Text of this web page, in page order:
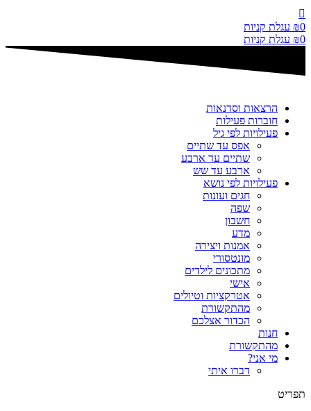
דלג
לתוכן
₪0
עגלת קניות
₪0 עגלת קניות
הרצאות וסדנאות
חוברות פעילות
פעילויות לפי גיל
אפס עד שתיים
שתיים עד ארבע
ארבע עד שש
פעילויות לפי נושא
חגים ועונות
שפה
חשבון
מדע
אמנות ויצירה
מונטסורי
מתכונים לילדים
אישי
אטרקציות וטיולים
מהתקשורת
הכדור אצלכם
חנות
מהתקשורת
מי אני?
דברו איתי
תפריט